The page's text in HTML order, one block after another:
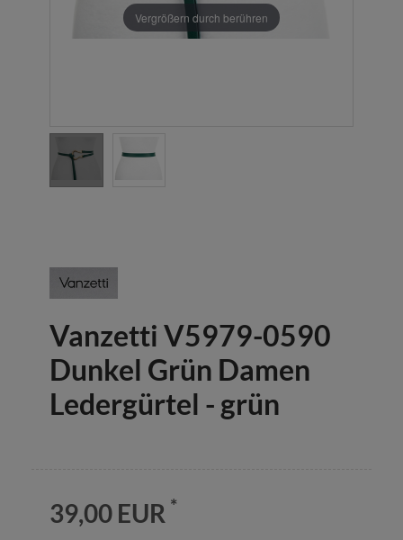
Vergrößern durch berühren
Vanzetti V5979-0590
Dunkel Grün Damen
Ledergürtel - grün
39,00 EUR *